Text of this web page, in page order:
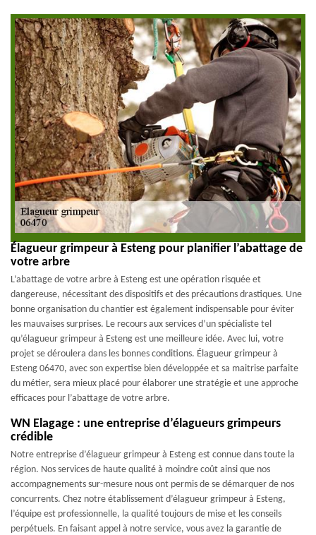
Élagueur grimpeur à Esteng pour planifier l’abattage de
votre arbre
L’abattage de votre arbre à Esteng est une opération risquée et
dangereuse, nécessitant des dispositifs et des précautions drastiques. Une
bonne organisation du chantier est également indispensable pour éviter
les mauvaises surprises. Le recours aux services d’un spécialiste tel
qu’élagueur grimpeur à Esteng est une meilleure idée. Avec lui, votre
projet se déroulera dans les bonnes conditions. Élagueur grimpeur à
Esteng 06470, avec son expertise bien développée et sa maitrise parfaite
du métier, sera mieux placé pour élaborer une stratégie et une approche
efficaces pour l’abattage de votre arbre.
WN Elagage : une entreprise d’élagueurs grimpeurs
crédible
Notre entreprise d’élagueur grimpeur à Esteng est connue dans toute la
région. Nos services de haute qualité à moindre coût ainsi que nos
accompagnements sur-mesure nous ont permis de se démarquer de nos
concurrents. Chez notre établissement d’élagueur grimpeur à Esteng,
l’équipe est professionnelle, la qualité toujours de mise et les conseils
perpétuels. En faisant appel à notre service, vous avez la garantie de